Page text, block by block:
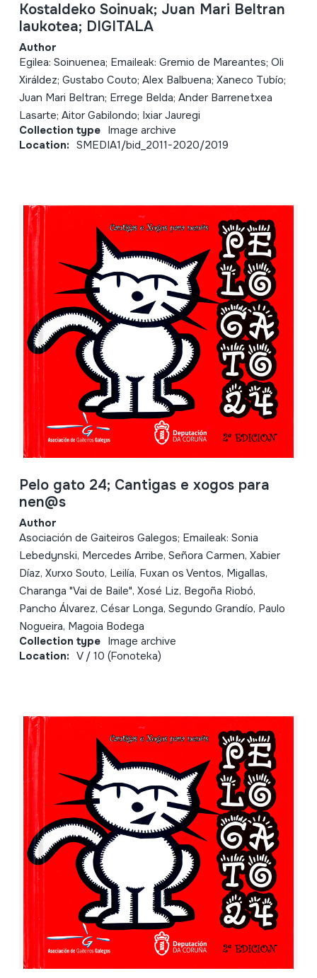
Kostaldeko Soinuak; Juan Mari Beltran
laukotea; DIGITALA
Author
Egilea: Soinuenea; Emaileak: Gremio de Mareantes; Oli
Xiráldez; Gustabo Couto; Alex Balbuena; Xaneco Tubío;
Juan Mari Beltran; Errege Belda; Ander Barrenetxea
Lasarte; Aitor Gabilondo; Ixiar Jauregi
Collection type Image archive
Location: SMEDIA1/bid_2011-2020/2019
Pelo gato 24; Cantigas e xogos para
nen@s
Author
Asociación de Gaiteiros Galegos; Emaileak: Sonia
Lebedynski, Mercedes Arribe, Señora Carmen, Xabier
Díaz, Xurxo Souto, Leilía, Fuxan os Ventos, Migallas,
Charanga "Vai de Baile", Xosé Liz, Begoña Riobó,
Pancho Álvarez, César Longa, Segundo Grandío, Paulo
Nogueira, Magoia Bodega
Collection type Image archive
Location: V / 10 (Fonoteka)